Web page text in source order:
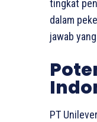
tingkat
dalam
jawab
PT